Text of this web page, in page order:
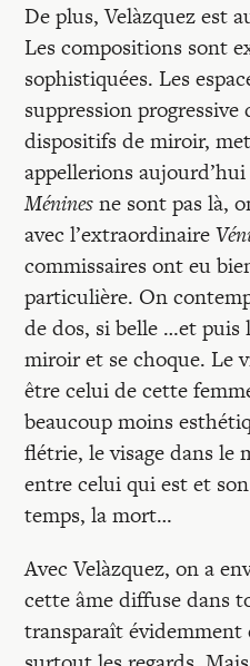
De plus, Velàzquez est
Les compositions sont
sophistiquées. Les
suppression
dispositifs de miroir,
appellerions
Méninesne sont pas là,
avec l’extraordinaire
commissaires ont eu
particulière. On
de dos, si belle …et puis
miroir et se choque. Le
être celui de cette
beaucoup moins
flétrie, le visage dans le
entre celui qui est et
temps, la mort…
Avec Velàzquez, on a
cette âme diffuse dans
transparaît évidemment